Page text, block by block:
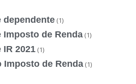
dependente (1)
Imposto de Renda (1)
IR 2021 (1)
Imposto de Renda (1)